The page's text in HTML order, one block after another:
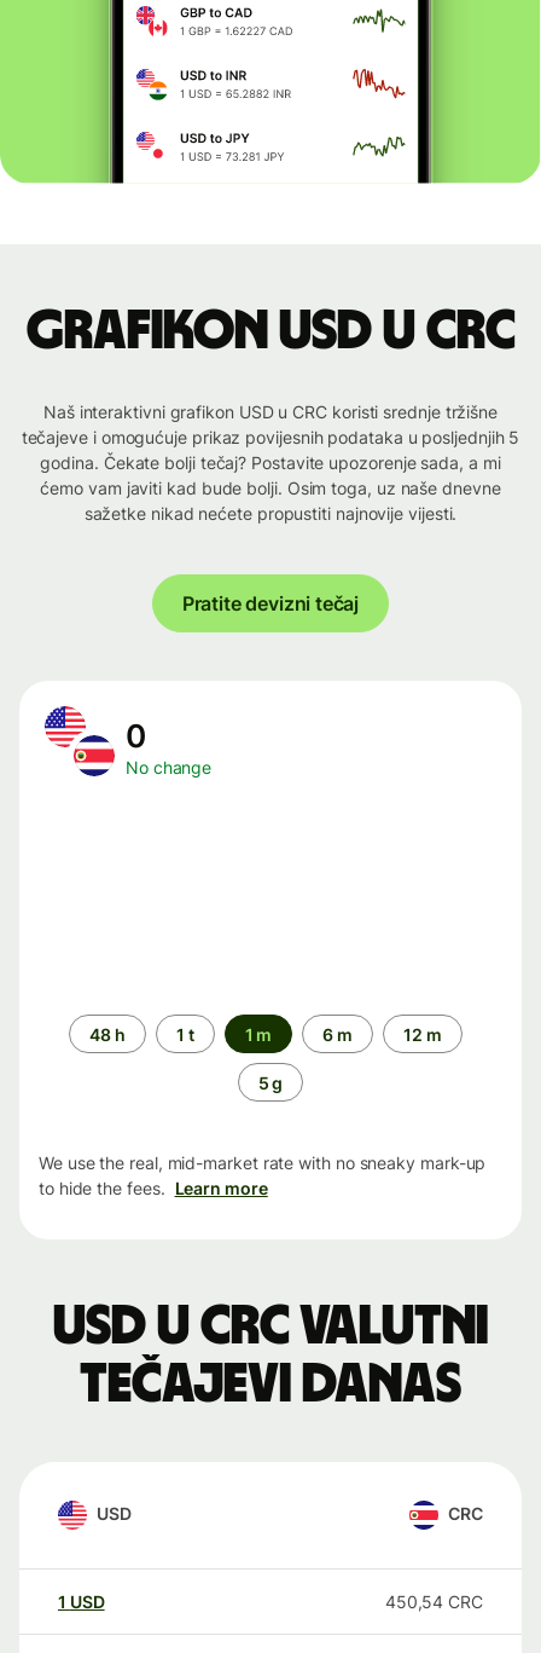
Grafikon USD u CRC
Naš interaktivni grafikon USD u CRC koristi srednje tržišne
tečajeve i omogućuje prikaz povijesnih podataka u posljednjih 5
godina. Čekate bolji tečaj? Postavite upozorenje sada, a mi
ćemo vam javiti kad bude bolji. Osim toga, uz naše dnevne
sažetke nikad nećete propustiti najnovije vijesti.
Pratite devizni tečaj
0
No change
Time
period
48 h 1 t 1 m 6 m 12 m
5 g
We use the real, mid-market rate with no sneaky mark-up
to hide the fees. Learn more
USD u CRC valutni
tečajevi danas
USD CRC
1 USD 450,54 CRC